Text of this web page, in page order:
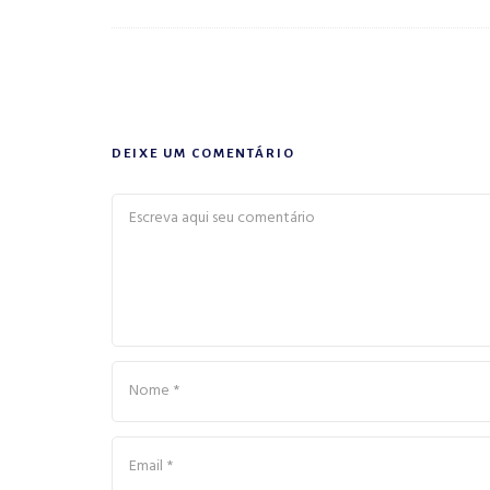
DEIXE UM COMENTÁRIO